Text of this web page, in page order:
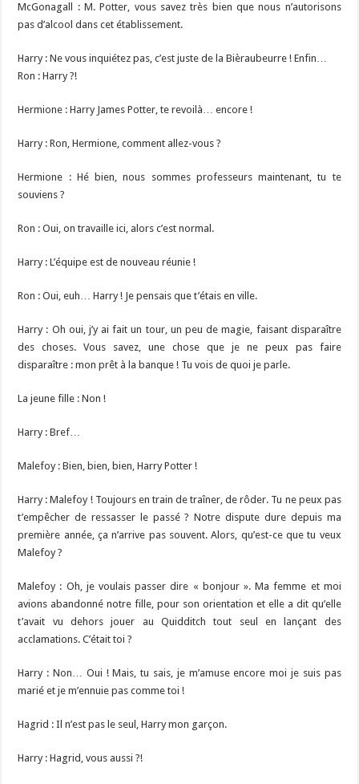
McGonagall : M. Potter, vous savez très bien que nous n’autorisons
pas d’alcool dans cet établissement.
Harry : Ne vous inquiétez pas, c’est juste de la Bièraubeurre ! Enfin…
Ron : Harry ?!
Hermione : Harry James Potter, te revoilà… encore !
Harry : Ron, Hermione, comment allez-vous ?
Hermione : Hé bien, nous sommes professeurs maintenant, tu te
souviens ?
Ron : Oui, on travaille ici, alors c’est normal.
Harry : L’équipe est de nouveau réunie !
Ron : Oui, euh… Harry ! Je pensais que t’étais en ville.
Harry : Oh oui, j’y ai fait un tour, un peu de magie, faisant disparaître
des choses. Vous savez, une chose que je ne peux pas faire
disparaître : mon prêt à la banque ! Tu vois de quoi je parle.
La jeune fille : Non !
Harry : Bref…
Malefoy : Bien, bien, bien, Harry Potter !
Harry : Malefoy ! Toujours en train de traîner, de rôder. Tu ne peux pas
t’empêcher de ressasser le passé ? Notre dispute dure depuis ma
première année, ça n’arrive pas souvent. Alors, qu’est-ce que tu veux
Malefoy ?
Malefoy : Oh, je voulais passer dire « bonjour ». Ma femme et moi
avions abandonné notre fille, pour son orientation et elle a dit qu’elle
t’avait vu dehors jouer au Quidditch tout seul en lançant des
acclamations. C’était toi ?
Harry : Non… Oui ! Mais, tu sais, je m’amuse encore moi je suis pas
marié et je m’ennuie pas comme toi !
Hagrid : Il n’est pas le seul, Harry mon garçon.
Harry : Hagrid, vous aussi ?!